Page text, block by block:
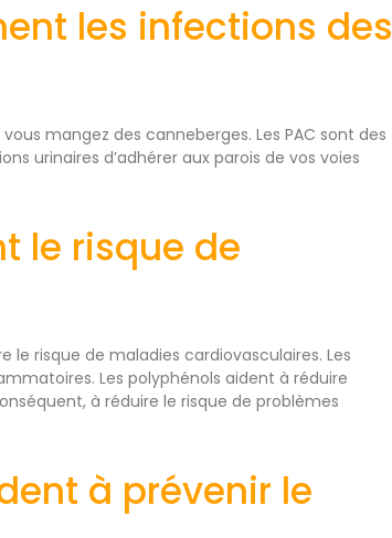
les infections des
mangez des canneberges. Les PAC sont des
urinaires d’adhérer aux parois de vos voies
le risque de
risque de maladies cardiovasculaires. Les
Les polyphénols aident à réduire
à réduire le risque de problèmes
à prévenir le